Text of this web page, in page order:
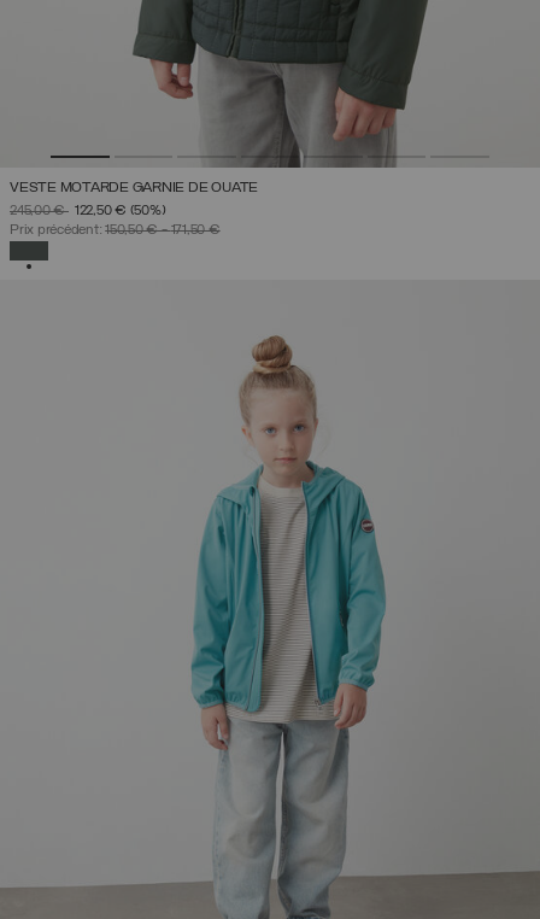
VESTE MOTARDE GARNIE DE OUATE
PRIX RÉDUIT DE
245,00 €À122,50 € (50%)
Prix précédent:150,50 €-171,50 €